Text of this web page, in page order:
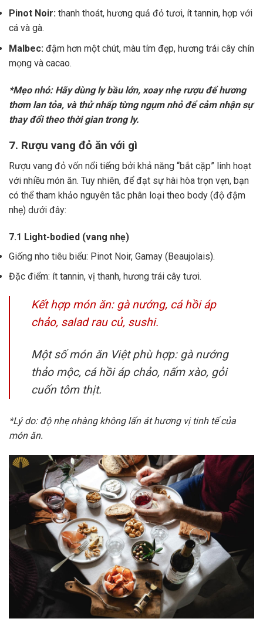
Pinot Noir: thanh thoát, hương quả đỏ tươi, ít tannin, hợp với
cá và gà.
Malbec: đậm hơn một chút, màu tím đẹp, hương trái cây chín
mọng và cacao.
*Mẹo nhỏ: Hãy dùng ly bầu lớn, xoay nhẹ rượu để hương
thơm lan tỏa, và thử nhấp từng ngụm nhỏ để cảm nhận sự
thay đổi theo thời gian trong ly.
7. Rượu vang đỏ ăn với gì
Rượu vang đỏ vốn nổi tiếng bởi khả năng “bắt cặp” linh hoạt
với nhiều món ăn. Tuy nhiên, để đạt sự hài hòa trọn vẹn, bạn
có thể tham khảo nguyên tắc phân loại theo body (độ đậm
nhẹ) dưới đây:
7.1 Light-bodied (vang nhẹ)
Giống nho tiêu biểu: Pinot Noir, Gamay (Beaujolais).
Đặc điểm: ít tannin, vị thanh, hương trái cây tươi.
Kết hợp món ăn: gà nướng, cá hồi áp
chảo, salad rau củ, sushi.
Một số món ăn Việt phù hợp: gà nướng
thảo mộc, cá hồi áp chảo, nấm xào, gỏi
cuốn tôm thịt.
*Lý do: độ nhẹ nhàng không lấn át hương vị tinh tế của
món ăn.